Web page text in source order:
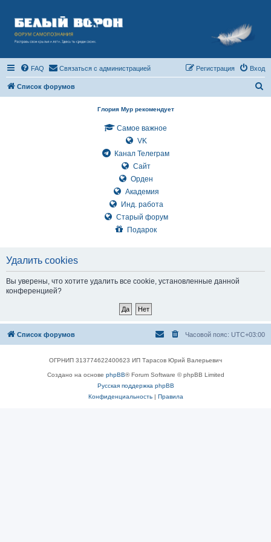
FAQ Связаться с администрацией Вход
Регистрация
Список форумов
Глория Мур рекомендует
Самое важное
VK
Канал Телеграм
Сайт
Орден
Академия
Инд. работа
Старый форум
Подарок
Удалить cookies
Вы уверены, что хотите удалить все cookie, установленные данной
конференцией?
Список форумов Часовой пояс: UTC+03:00
ОГРНИП 313774622400623 ИП Тарасов Юрий Валерьевич
Создано на основе phpBB® Forum Software © phpBB Limited
Русская поддержка phpBB
Конфиденциальность| Правила